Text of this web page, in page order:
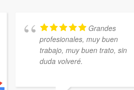
Grandes
profesionales, muy buen
trabajo, muy buen trato, sin
duda volveré.